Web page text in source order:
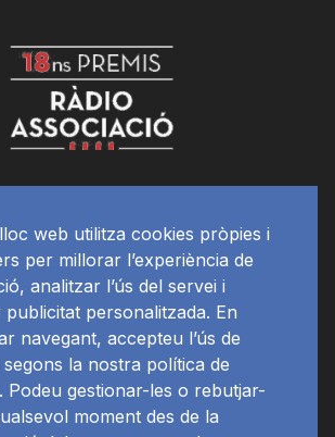
web utilitza cookies pròpies i
per millorar l’experiència de
analitzar l’ús del servei i
publicitat personalitzada. En
navegant, accepteu l’ús de
la nostra política de
Podeu gestionar-les o rebutjar-
moment des de la